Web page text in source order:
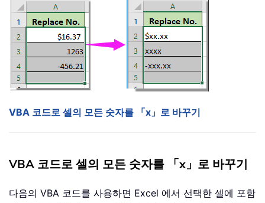
VBA 코드로 셀의 모든 숫자를 「x」로 바꾸기
VBA 코드로 셀의 모든 숫자를 「x」로 바꾸기
다음의 VBA 코드를 사용하면 Excel 에서 선택한 셀에 포함